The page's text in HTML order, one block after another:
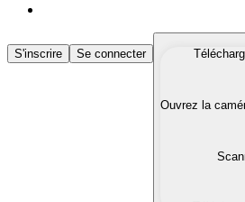
Acheter des Cryptomonnaies
Achetez les cryptomonnaies
Convertissez vos
S'inscrire Se connecter
Ouvrez la